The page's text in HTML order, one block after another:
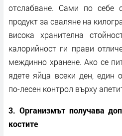
отслабване. Сами по себе
продукт за сваляне на
висока хранителна
калорийност ги прави
междинно хранене. Ако се
ядете яйца всеки ден, един
по-лесен контрол върху
3. Организмът получава
костите